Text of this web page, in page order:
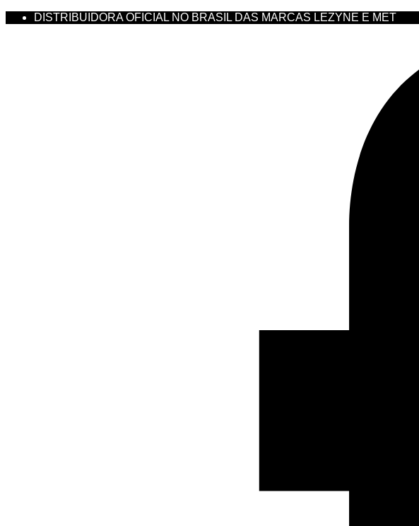
DISTRIBUIDORA OFICIAL NO BRASIL DAS MARCAS LEZYNE E MET